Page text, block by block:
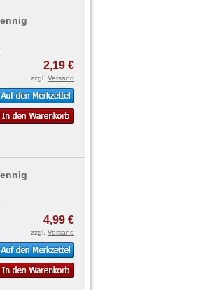
2,19 €
zzgl. Versand
4,99 €
zzgl. Versand